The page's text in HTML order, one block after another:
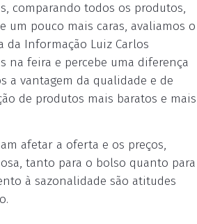
comparando todos os produtos,
um pouco mais caras, avaliamos o
da Informação Luiz Carlos
na feira e percebe uma diferença
a vantagem da qualidade e de
de produtos mais baratos e mais
afetar a oferta e os preços,
tanto para o bolso quanto para
à sazonalidade são atitudes